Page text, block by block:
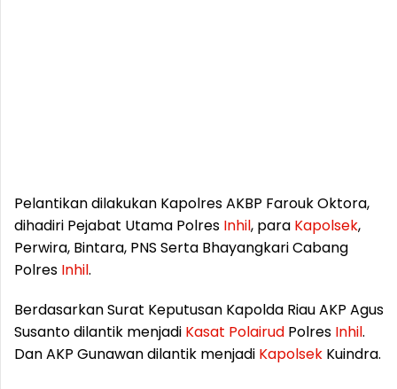
Pelantikan dilakukan Kapolres AKBP Farouk Oktora,
dihadiri Pejabat Utama Polres Inhil, para Kapolsek,
Perwira, Bintara, PNS Serta Bhayangkari Cabang
Polres Inhil.
Berdasarkan Surat Keputusan Kapolda Riau AKP Agus
Susanto dilantik menjadi Kasat Polairud Polres Inhil.
Dan AKP Gunawan dilantik menjadi Kapolsek Kuindra.